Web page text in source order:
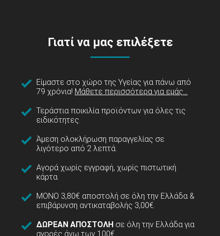
Γιατί να μας επιλέξετε
Είμαστε στο χώρο της Υγείας για πάνω από
79 χρόνια! Μάθετε περισσότερα για εμάς...
Τεράστια ποικιλία προϊόντων για όλες τις
ειδικότητες.
Άμεση ολοκλήρωση παραγγελίας σε
λιγότερο από 2 λεπτά.
Αγορά χωρίς εγγραφή, χωρίς πιστωτική
κάρτα.
ΜΟΝΟ 3,80€ αποστολή σε όλη την Ελλάδα &
επιβάρυνση αντικαταβολής 3,00€.
ΔΩΡΕΑΝ ΑΠΟΣΤΟΛΗ σε όλη την Ελλάδα για
αγορές άνω των 100€.